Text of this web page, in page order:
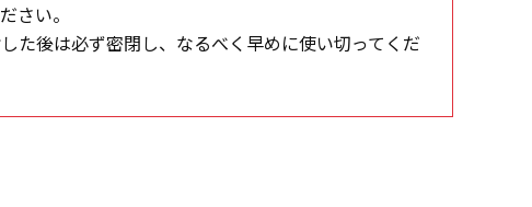
さい。
た後は必ず密閉し、なるべく早めに使い切ってくだ